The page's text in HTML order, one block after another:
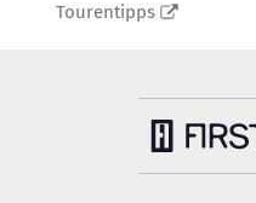
Tourentipps